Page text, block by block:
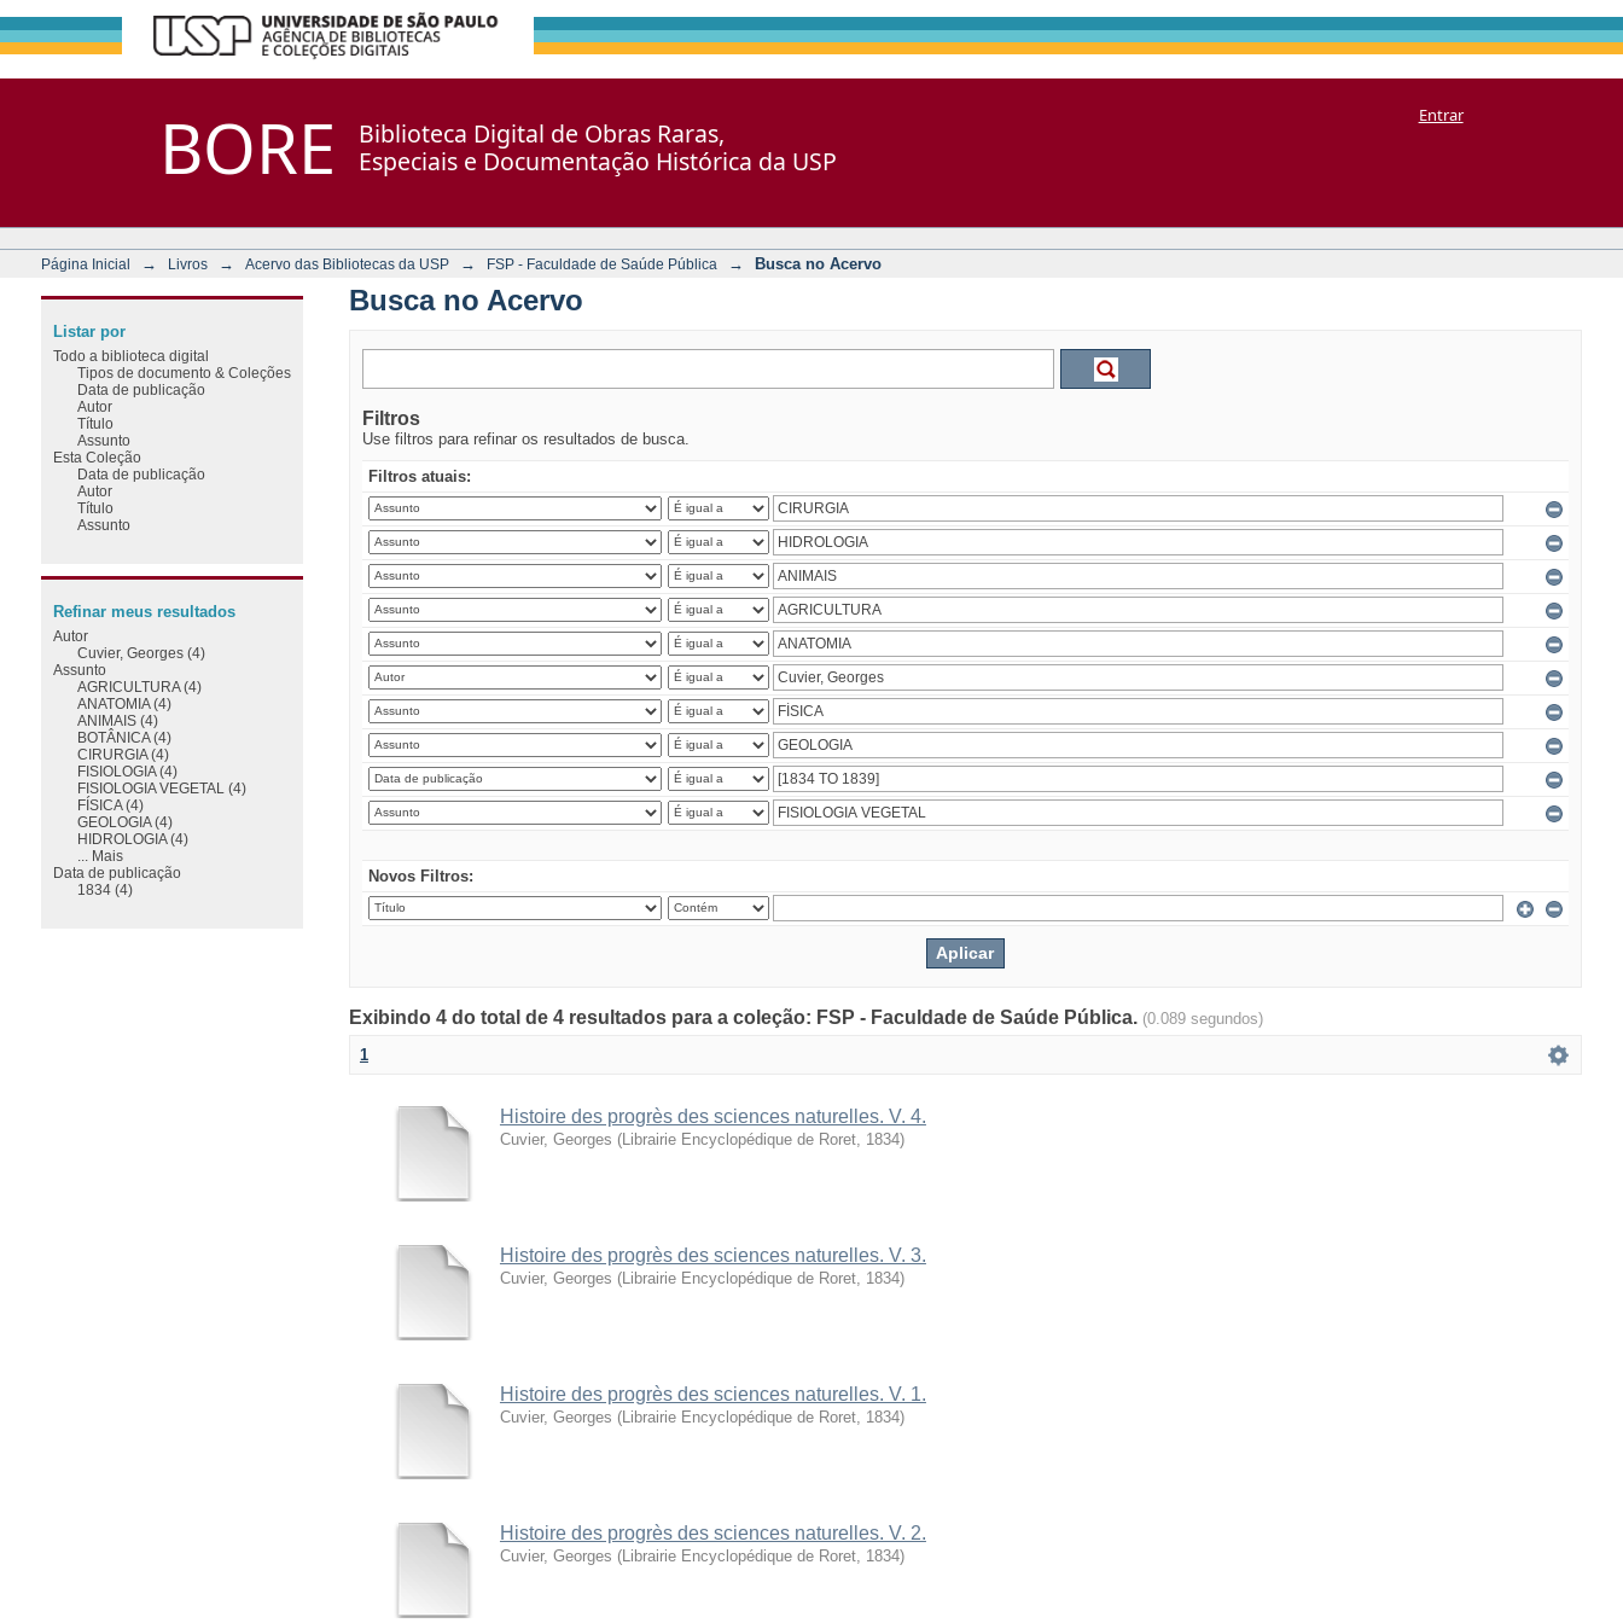
BORE
Biblioteca Digital de Obras Raras,
Especiais e Documentação Histórica da USP
Entrar
Página Inicial → Livros → Acervo das Bibliotecas da USP → FSP - Faculdade de Saúde Pública → Busca no Acervo
Busca no Acervo
Filtros
Use filtros para refinar os resultados de busca.
Filtros atuais:
Novos Filtros:
Exibindo 4 do total de 4 resultados para a coleção: FSP - Faculdade de Saúde Pública. (0.089 segundos)
1
Histoire des progrès des sciences naturelles. V. 4.
Cuvier, Georges (Librairie Encyclopédique de Roret, 1834)
Histoire des progrès des sciences naturelles. V. 3.
Cuvier, Georges (Librairie Encyclopédique de Roret, 1834)
Histoire des progrès des sciences naturelles. V. 1.
Cuvier, Georges (Librairie Encyclopédique de Roret, 1834)
Histoire des progrès des sciences naturelles. V. 2.
Cuvier, Georges (Librairie Encyclopédique de Roret, 1834)
Listar por
Todo a biblioteca digital
Tipos de documento & Coleções
Data de publicação
Autor
Título
Assunto
Esta Coleção
Data de publicação
Autor
Título
Assunto
Refinar meus resultados
Autor
Cuvier, Georges (4)
Assunto
AGRICULTURA (4)
ANATOMIA (4)
ANIMAIS (4)
BOTÂNICA (4)
CIRURGIA (4)
FISIOLOGIA (4)
FISIOLOGIA VEGETAL (4)
FÍSICA (4)
GEOLOGIA (4)
HIDROLOGIA (4)
... Mais
Data de publicação
1834 (4)